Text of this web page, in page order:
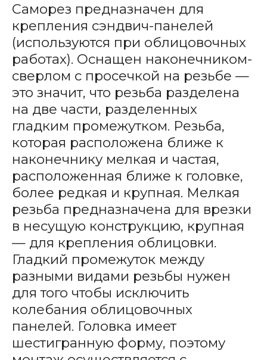
Саморез предназначен для
крепления сэндвич-панелей
(используются при облицовочных
работах). Оснащен наконечником-
сверлом с просечкой на резьбе —
это значит, что резьба разделена
на две части, разделенных
гладким промежутком. Резьба,
которая расположена ближе к
наконечнику мелкая и частая,
расположенная ближе к головке,
более редкая и крупная. Мелкая
резьба предназначена для врезки
в несущую конструкцию, крупная
— для крепления облицовки.
Гладкий промежуток между
разными видами резьбы нужен
для того чтобы исключить
колебания облицовочных
панелей. Головка имеет
шестигранную форму, поэтому